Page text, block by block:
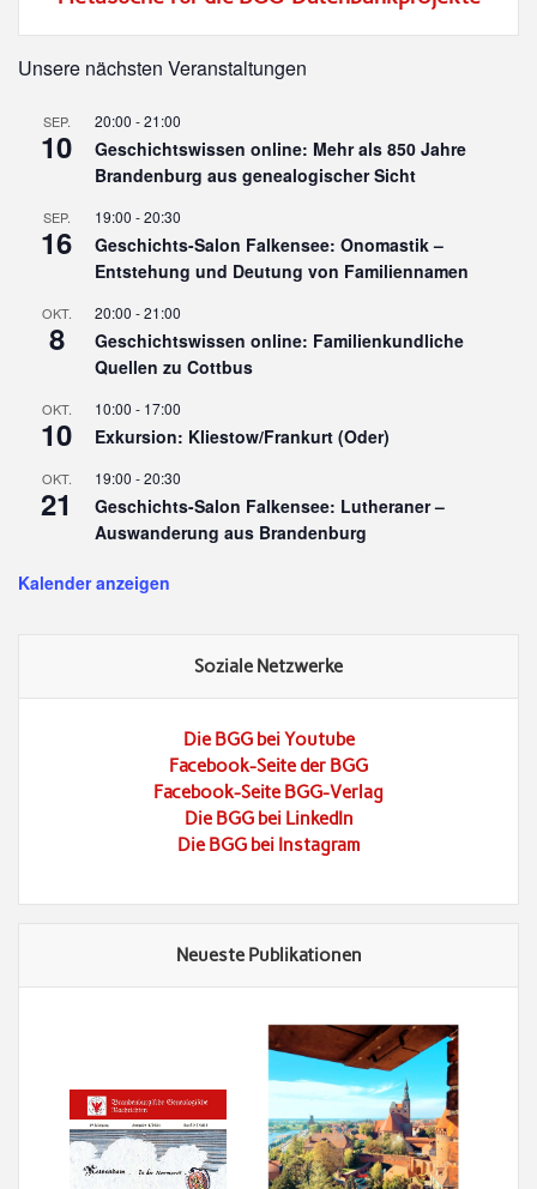
Unsere nächsten Veranstaltungen
SEP.
10
20:00 -21:00
Geschichtswissen online: Mehr als 850 Jahre
Brandenburg aus genealogischer Sicht
SEP.
16
19:00 -20:30
Geschichts-Salon Falkensee: Onomastik –
Entstehung und Deutung von Familiennamen
OKT.
8
20:00 -21:00
Geschichtswissen online: Familienkundliche
Quellen zu Cottbus
OKT.
10
10:00 - 17:00
Exkursion: Kliestow/Frankurt (Oder)
OKT.
21
19:00 -20:30
Geschichts-Salon Falkensee: Lutheraner –
Auswanderung aus Brandenburg
Kalender anzeigen
Soziale Netzwerke
Die BGG bei Youtube
Facebook-Seite der BGG
Facebook-Seite BGG-Verlag
Die BGG bei LinkedIn
Die BGG bei Instagram
Neueste Publikationen